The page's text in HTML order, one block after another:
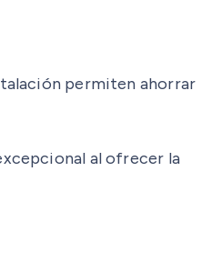
permiten ahorrar
al ofrecer la